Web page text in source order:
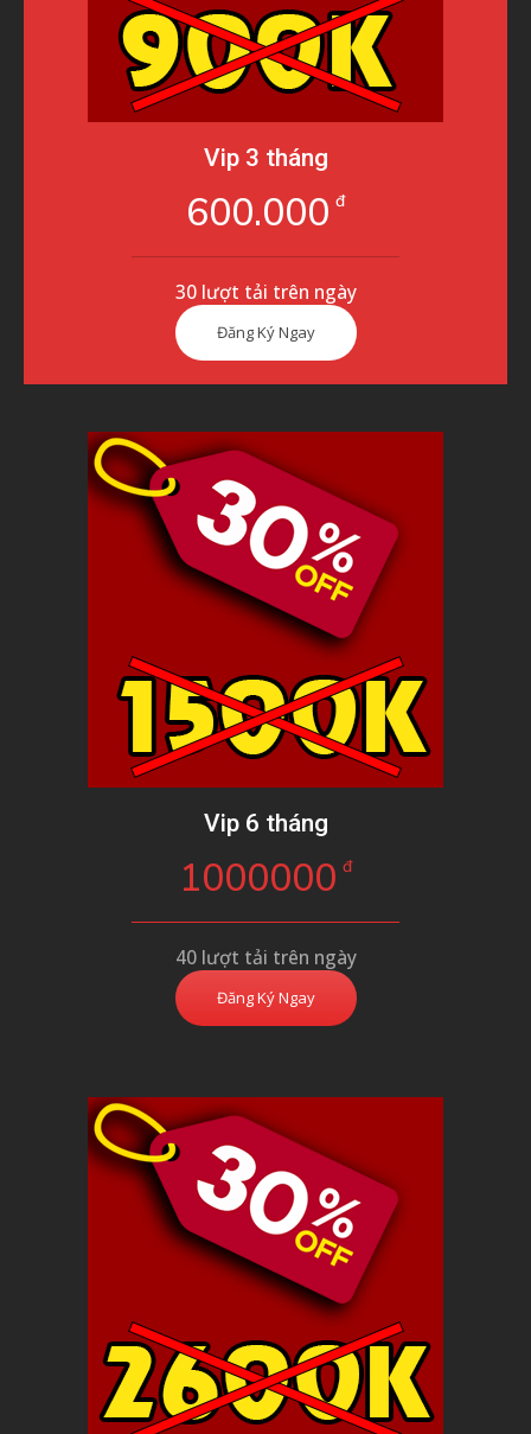
Vip 3 tháng
600.000 đ
30 lượt tải trên ngày
Đăng Ký Ngay
Vip 6 tháng
1000000 đ
40 lượt tải trên ngày
Đăng Ký Ngay